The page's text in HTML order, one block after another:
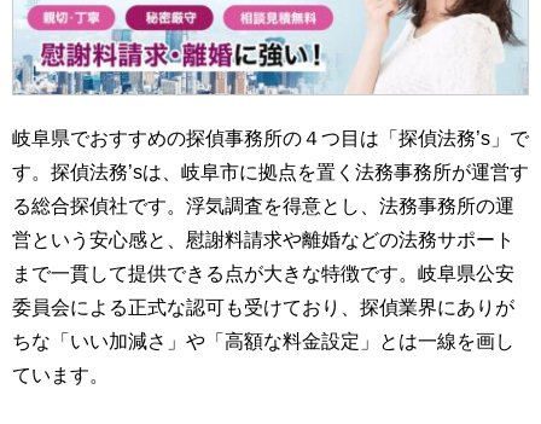
岐阜県でおすすめの探偵事務所の４つ目は「探偵法務’s」で
す。探偵法務’sは、岐阜市に拠点を置く法務事務所が運営す
る総合探偵社です。浮気調査を得意とし、法務事務所の運
営という安心感と、慰謝料請求や離婚などの法務サポート
まで一貫して提供できる点が大きな特徴です。岐阜県公安
委員会による正式な認可も受けており、探偵業界にありが
ちな「いい加減さ」や「高額な料金設定」とは一線を画し
ています。